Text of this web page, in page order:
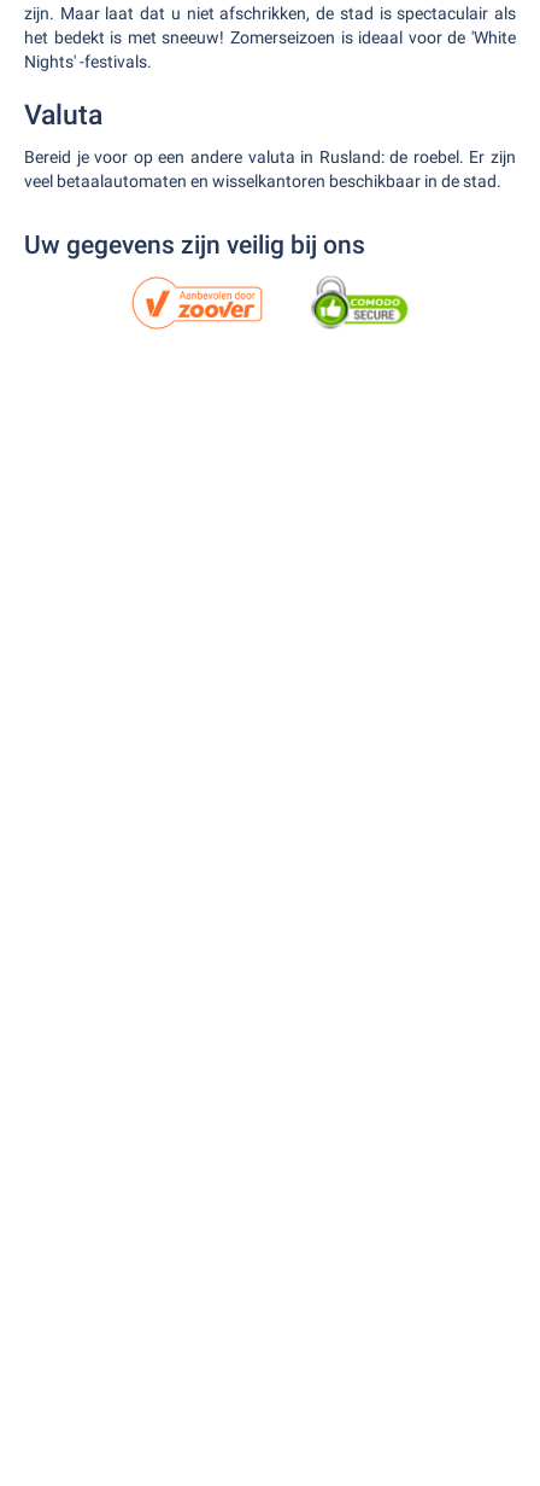
zijn. Maar laat dat u niet afschrikken, de stad is spectaculair als
het bedekt is met sneeuw! Zomerseizoen is ideaal voor de 'White
Nights' -festivals.
Valuta
Bereid je voor op een andere valuta in Rusland: de roebel. Er zijn
veel betaalautomaten en wisselkantoren beschikbaar in de stad.
Uw gegevens zijn veilig bij ons